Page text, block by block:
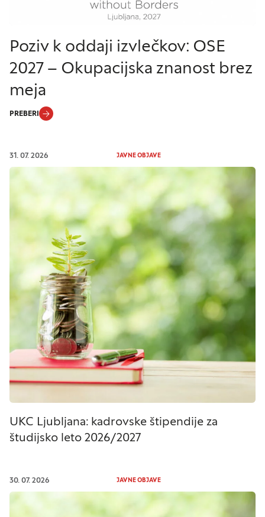
Poziv k oddaji izvlečkov: OSE
2027 – Okupacijska znanost brez
meja
PREBERI
31. 07. 2026 JAVNE OBJAVE
UKC Ljubljana: kadrovske štipendije za
študijsko leto 2026/2027
30. 07. 2026 JAVNE OBJAVE